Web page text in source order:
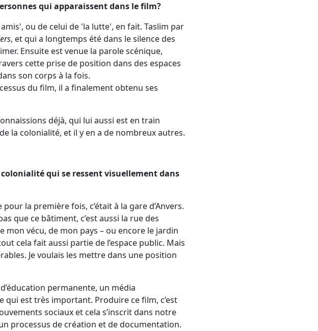
qui apparaissent dans le film?
ou de celui de 'la lutte', en fait. Taslim par
, et qui a longtemps été dans le silence des
Ensuite est venue la parole scénique,
cette prise de position dans des espaces
son corps à la fois.
du film, il a finalement obtenu ses
déjà, qui lui aussi est en train
la colonialité, et il y en a de nombreux autres.
qui se ressent visuellement dans
la première fois, c’était à la gare d’Anvers.
que ce bâtiment, c’est aussi la rue des
mon vécu, de mon pays – ou encore le jardin
cela fait aussi partie de l’espace public. Mais
Je voulais les mettre dans une position
permanente, un média
est très important. Produire ce film, c’est
sociaux et cela s’inscrit dans notre
processus de création et de documentation.